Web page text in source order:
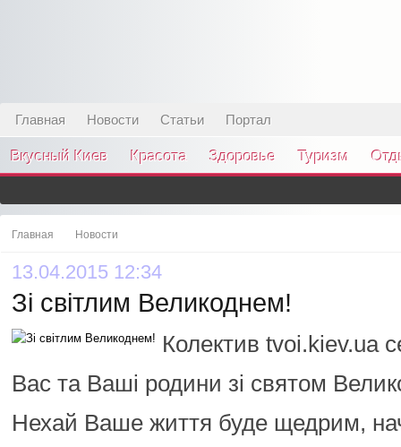
Главная Новости Статьи Портал
Вкусный Киев Красота Здоровье Туризм
Главная Новости
13.04.2015 12:34
Зі світлим Великоднем!
Колектив tvoi.kiev.ua
Вас та Ваші родини зі святом
Нехай Ваше життя буде щедрим,